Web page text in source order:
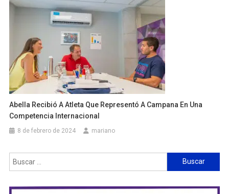
Abella Recibió A Atleta Que Representó A Campana En Una
Competencia Internacional
8 de febrero de 2024 mariano
Buscar: